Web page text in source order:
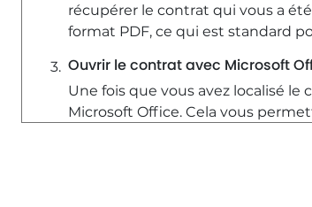
récupérer le contrat qui vous a
format PDF, ce qui est standard
Ouvrir le contrat avec Microsoft
Une fois que vous avez localisé
Microsoft Office. Cela vous